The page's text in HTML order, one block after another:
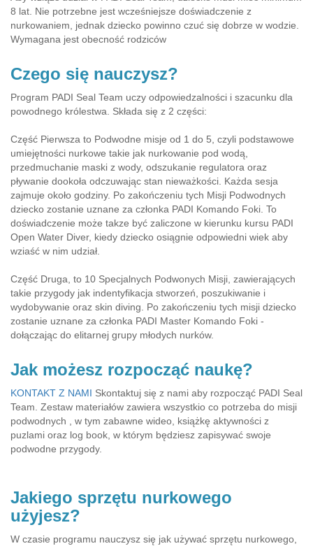
8 lat. Nie potrzebne jest wcześniejsze doświadczenie z
nurkowaniem, jednak dziecko powinno czuć się dobrze w wodzie.
Wymagana jest obecność rodziców
Czego się nauczysz?
Program PADI Seal Team uczy odpowiedzalności i szacunku dla
powodnego królestwa. Składa się z 2 części:
Część Pierwsza to Podwodne misje od 1 do 5, czyli podstawowe
umiejętności nurkowe takie jak nurkowanie pod wodą,
przedmuchanie maski z wody, odszukanie regulatora oraz
pływanie dookoła odczuwając stan nieważkości. Każda sesja
zajmuje około godziny. Po zakończeniu tych Misji Podwodnych
dziecko zostanie uznane za członka PADI Komando Foki. To
doświadczenie może takze być zaliczone w kierunku kursu PADI
Open Water Diver, kiedy dziecko osiągnie odpowiedni wiek aby
wziaść w nim udział.
Część Druga, to 10 Specjalnych Podwonych Misji, zawierających
takie przygody jak indentyfikacja stworzeń, poszukiwanie i
wydobywanie oraz skin diving. Po zakończeniu tych misji dziecko
zostanie uznane za członka PADI Master Komando Foki -
dołączając do elitarnej grupy młodych nurków.
Jak możesz rozpocząć naukę?
KONTAKT Z NAMI Skontaktuj się z nami aby rozpocząć PADI Seal
Team. Zestaw materiałów zawiera wszystkio co potrzeba do misji
podwodnych , w tym zabawne wideo, książkę aktywności z
puzlami oraz log book, w którym będziesz zapisywać swoje
podwodne przygody.
Jakiego sprzętu nurkowego
użyjesz?
W czasie programu nauczysz się jak używać sprzętu nurkowego,